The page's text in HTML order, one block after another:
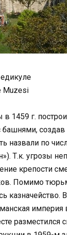
Muzesi
1459 г.
назвали по
Т.к. угрозы
крепости
Помимо
казначейство.
империя
разместился